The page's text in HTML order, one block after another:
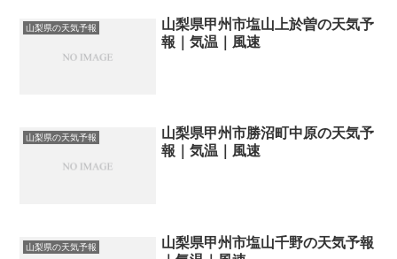
山梨県の天気予報
山梨県甲州市塩山上於曽の天気予
報｜気温｜風速
山梨県の天気予報
山梨県甲州市勝沼町中原の天気予
報｜気温｜風速
山梨県の天気予報
山梨県甲州市塩山千野の天気予報